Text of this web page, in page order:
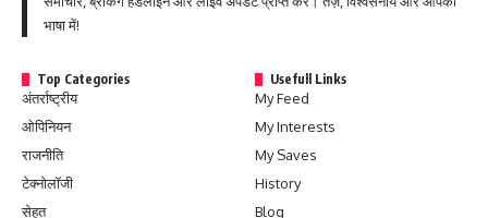
भाषा में!
Top Categories
अंतर्राष्ट्रीय
ओपिनियन
राजनीति
टेक्नोलॉजी
सेहत
Usefull Links
My Feed
My Interests
My Saves
History
Blog